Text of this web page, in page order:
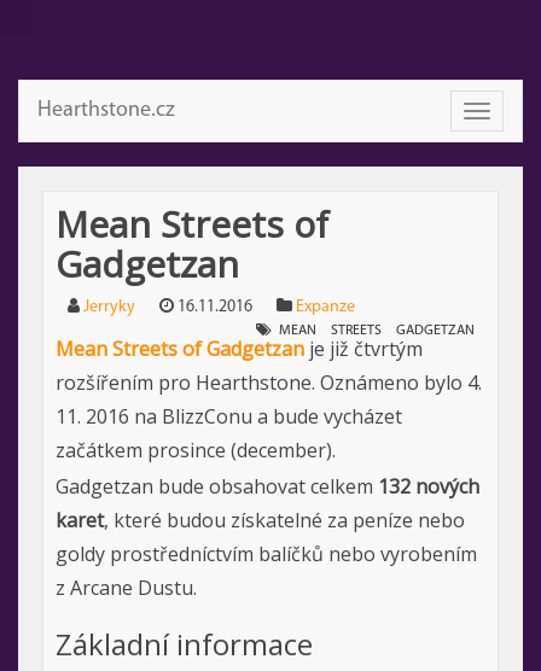
Toggle
Hearthstone.cz
Mean Streets of
Gadgetzan
Jerryky 16.11.2016 Expanze
MEAN STREETS GADGETZAN
Mean Streets of Gadgetzan je již čtvrtým
rozšířením pro Hearthstone. Oznámeno bylo 4.
11. 2016 na BlizzConu a bude vycházet
začátkem prosince (december).
Gadgetzan bude obsahovat celkem 132 nových
karet, které budou získatelné za peníze nebo
goldy prostředníctvím balíčků nebo vyrobením
z Arcane Dustu.
Základní informace